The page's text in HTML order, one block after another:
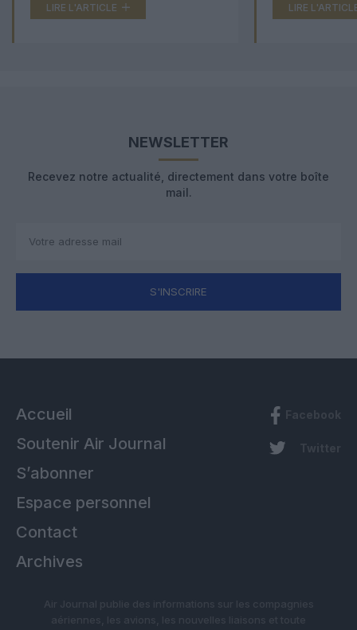
LIRE L'ARTICLE LIRE
NEWSLETTER
Recevez notre actualité, directement dans votre boîte
mail.
S'INSCRIRE
Accueil
Soutenir Air Journal
S’abonner
Espace personnel
Contact
Archives